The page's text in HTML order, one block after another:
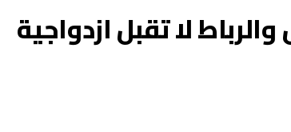
لا تقبل ازدواجية